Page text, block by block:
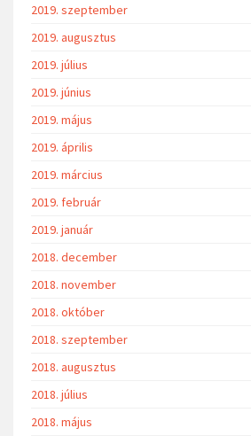
2019. szeptember
2019. augusztus
2019. július
2019. június
2019. május
2019. április
2019. március
2019. február
2019. január
2018. december
2018. november
2018. október
2018. szeptember
2018. augusztus
2018. július
2018. május